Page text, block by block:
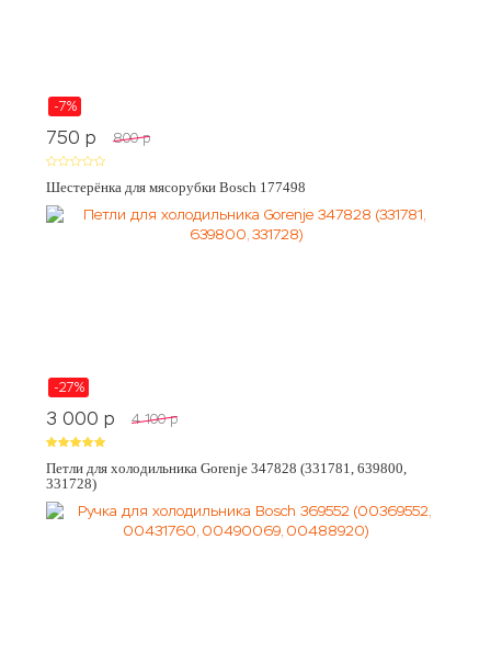
-7%
750 p 800 p
Шестерёнка для мясорубки Bosch 177498
-27%
3 000 p 4 100 p
Петли для холодильника Gorenje 347828 (331781, 639800,
331728)